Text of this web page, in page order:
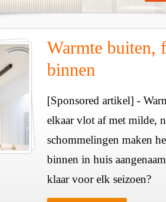
Warmte buiten,
binnen
[Sponsored artikel] -
elkaar vlot af met milde,
schommelingen maken
binnen in huis
klaar voor elk seizoen?